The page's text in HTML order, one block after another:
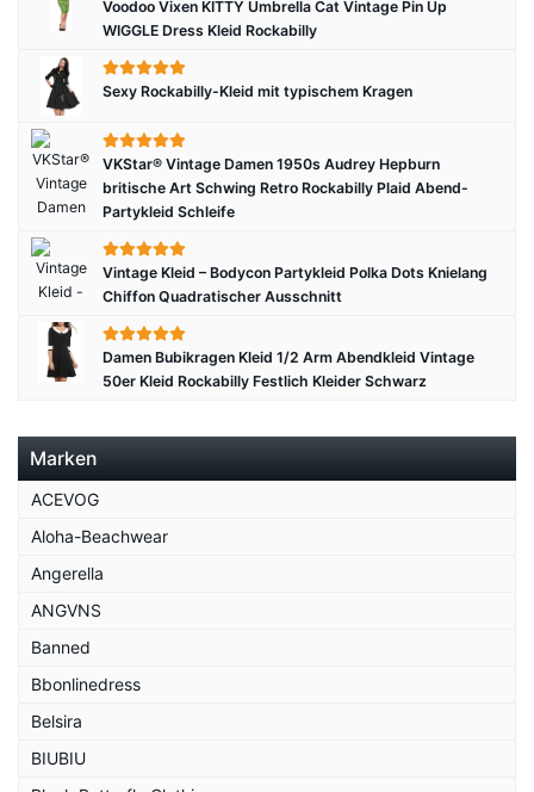
Voodoo Vixen KITTY Umbrella Cat Vintage Pin Up
WIGGLE Dress Kleid Rockabilly
Sexy Rockabilly-Kleid mit typischem Kragen
VKStar® Vintage Damen 1950s Audrey Hepburn
britische Art Schwing Retro Rockabilly Plaid Abend-
Partykleid Schleife
Vintage Kleid – Bodycon Partykleid Polka Dots Knielang
Chiffon Quadratischer Ausschnitt
Damen Bubikragen Kleid 1/2 Arm Abendkleid Vintage
50er Kleid Rockabilly Festlich Kleider Schwarz
Marken
ACEVOG
Aloha-Beachwear
Angerella
ANGVNS
Banned
Bbonlinedress
Belsira
BIUBIU